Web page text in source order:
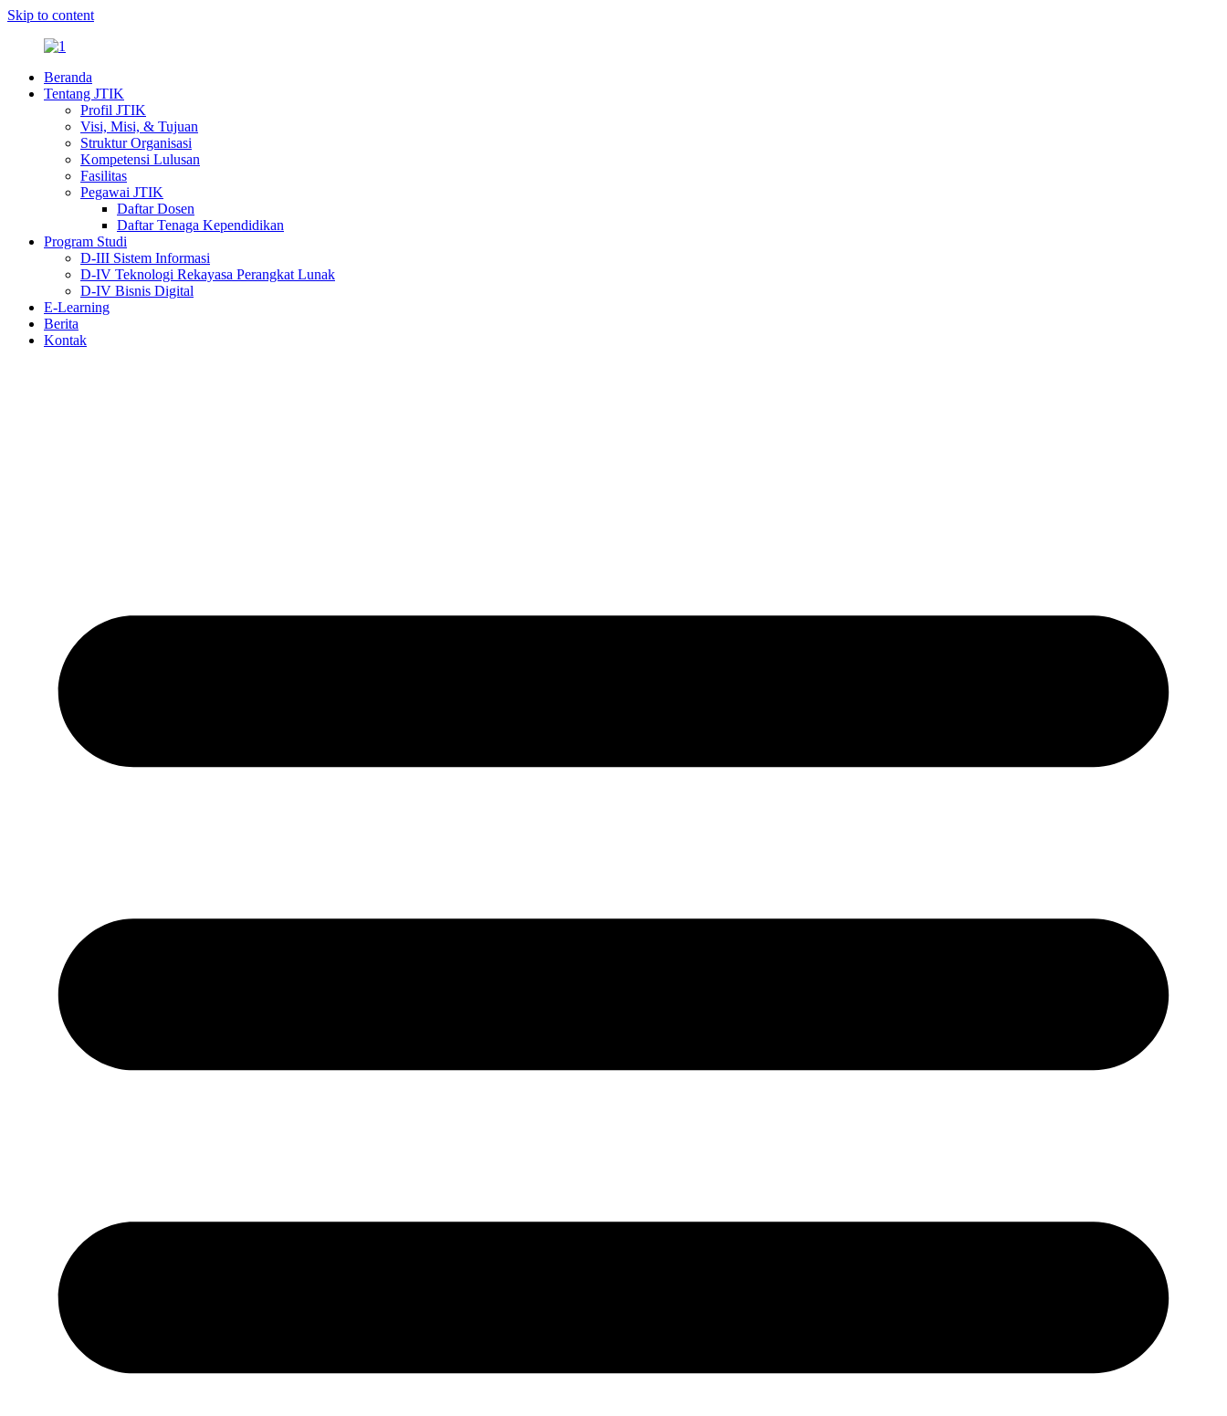
Skip to content
Beranda
Tentang JTIK
Profil JTIK
Visi, Misi, & Tujuan
Struktur Organisasi
Kompetensi Lulusan
Fasilitas
Pegawai JTIK
Daftar Dosen
Daftar Tenaga Kependidikan
Program Studi
D-III Sistem Informasi
D-IV Teknologi Rekayasa Perangkat Lunak
D-IV Bisnis Digital
E-Learning
Berita
Kontak